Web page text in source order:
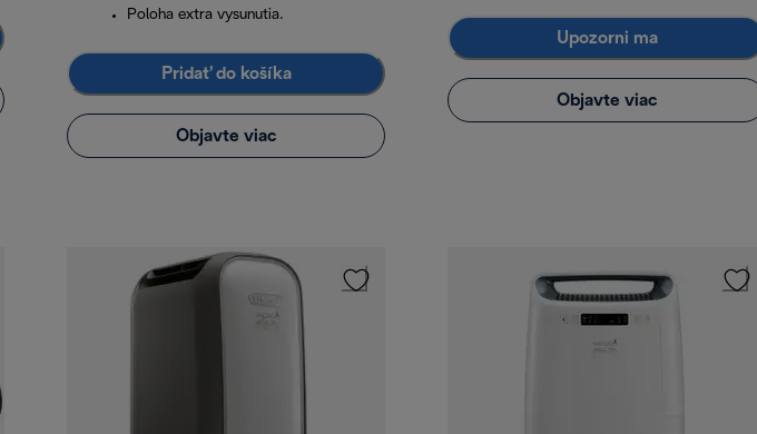
Poloha extra vysunutia.
Pridať do košíka
Objavte viac
Upozorni ma
Objavte viac